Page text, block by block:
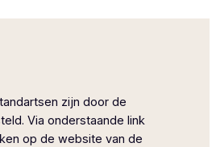
zijn door de
Via onderstaande link
op de website van de